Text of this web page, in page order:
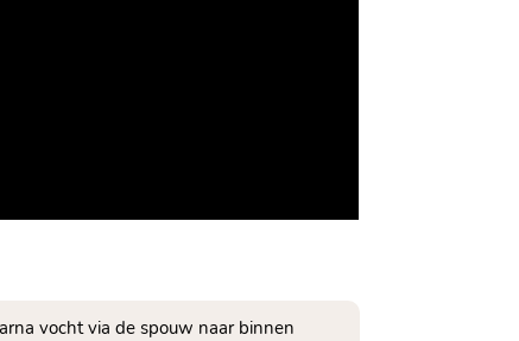
vocht via de spouw naar binnen